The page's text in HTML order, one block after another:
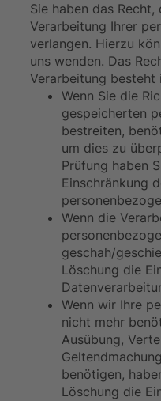
Sie haben das
Verarbeitung Ihrer
verlangen. Hierzu
uns wenden. Das
Verarbeitung besteht
Wenn Sie die
gespeicherten
bestreiten,
um dies zu
Prüfung haben
Einschränkung
Wenn die
geschah/
Löschung die
Wenn wir Ihre
nicht mehr
Ausübung,
benötigen,
Löschung die